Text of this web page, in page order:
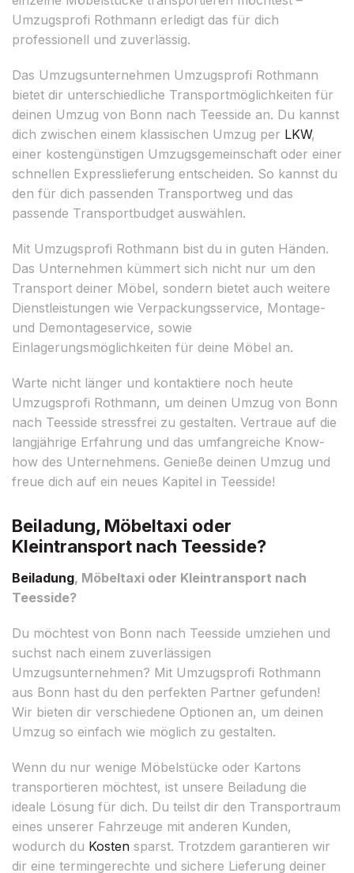
Umzugsprofi Rothmann erledigt das für dich
professionell und zuverlässig.
Das Umzugsunternehmen Umzugsprofi Rothmann
bietet dir unterschiedliche Transportmöglichkeiten für
deinen Umzug von Bonn nach Teesside an. Du kannst
dich zwischen einem klassischen Umzug per LKW,
einer kostengünstigen Umzugsgemeinschaft oder einer
schnellen Expresslieferung entscheiden. So kannst du
den für dich passenden Transportweg und das
passende Transportbudget auswählen.
Mit Umzugsprofi Rothmann bist du in guten Händen.
Das Unternehmen kümmert sich nicht nur um den
Transport deiner Möbel, sondern bietet auch weitere
Dienstleistungen wie Verpackungsservice, Montage-
und Demontageservice, sowie
Einlagerungsmöglichkeiten für deine Möbel an.
Warte nicht länger und kontaktiere noch heute
Umzugsprofi Rothmann, um deinen Umzug von Bonn
nach Teesside stressfrei zu gestalten. Vertraue auf die
langjährige Erfahrung und das umfangreiche Know-
how des Unternehmens. Genieße deinen Umzug und
freue dich auf ein neues Kapitel in Teesside!
Beiladung, Möbeltaxi oder
Kleintransport nach Teesside?
Beiladung, Möbeltaxi oder Kleintransport nach
Teesside?
Du möchtest von Bonn nach Teesside umziehen und
suchst nach einem zuverlässigen
Umzugsunternehmen? Mit Umzugsprofi Rothmann
aus Bonn hast du den perfekten Partner gefunden!
Wir bieten dir verschiedene Optionen an, um deinen
Umzug so einfach wie möglich zu gestalten.
Wenn du nur wenige Möbelstücke oder Kartons
transportieren möchtest, ist unsere Beiladung die
ideale Lösung für dich. Du teilst dir den Transportraum
eines unserer Fahrzeuge mit anderen Kunden,
wodurch du Kosten sparst. Trotzdem garantieren wir
dir eine termingerechte und sichere Lieferung deiner